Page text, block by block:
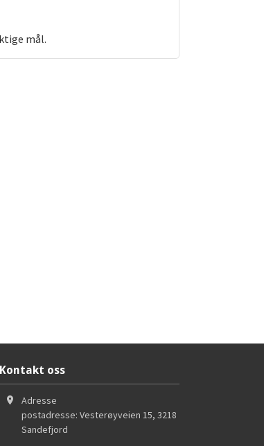
mål.
Kontakt oss
Adresse
postadresse: Vesterøyveien 15, 3218
Sandefjord